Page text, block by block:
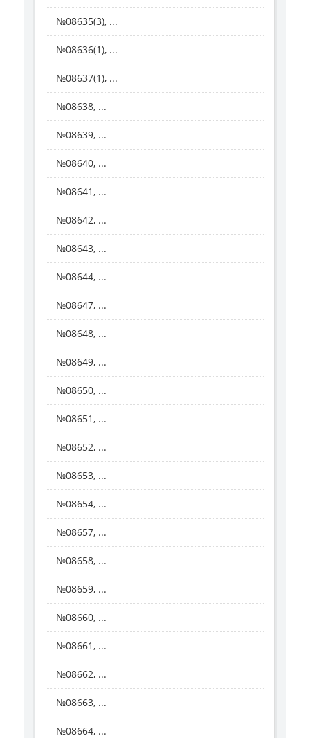
№08635(3), ...
№08636(1), ...
№08637(1), ...
№08638, ...
№08639, ...
№08640, ...
№08641, ...
№08642, ...
№08643, ...
№08644, ...
№08647, ...
№08648, ...
№08649, ...
№08650, ...
№08651, ...
№08652, ...
№08653, ...
№08654, ...
№08657, ...
№08658, ...
№08659, ...
№08660, ...
№08661, ...
№08662, ...
№08663, ...
№08664, ...